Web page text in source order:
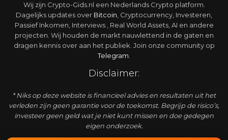
Wij zijn Crypto-Gids.nl een Nederlands Crypto platform.
Dagelijks updates over Bitcoin , Cryptocurrency, Investeren,
Passief Inkomen, Interviews , Real World Assets, AI en andere
projecten. Wij houden de markt nauwlettend in de gaten en
dragen kennis over aan het publiek. Join onze community op
Telegram
Disclaimer:
* Niks op deze website is financieel advies en resultaten uit het
verleden zijn geen garantie voor de toekomst. Begrijp de risico’s,
investeer geen geld wat je niet kunt missen en doe gedegen
eigen onderzoek.